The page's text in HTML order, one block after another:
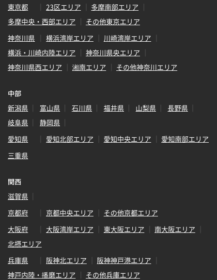
東京都
23区エリア
多摩南部エリア
多摩中央・西部エリア
その他東京エリア
神奈川県
横浜湾岸エリア
川崎湾岸エリア
横浜・川崎内陸エリア
神奈川県央エリア
神奈川県西エリア
湘南エリア その他神奈川エリア
中部
新潟県
富山県 石川県 福井県 山梨県
長野県
岐阜県
静岡県
愛知県
愛知北部エリア 愛知中央エリア
愛知南部エリア
三重県
関西
滋賀県
京都府
京都中央エリア
その他京都エリア
大阪府
大阪湾岸エリア 東大阪エリア
南大阪エリア
北摂エリア
兵庫県
阪神北エリア
阪神神戸港エリア
神戸内陸・播磨エリア
その他兵庫エリア